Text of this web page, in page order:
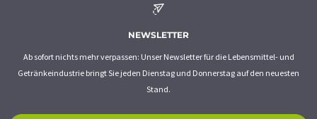
NEWSLETTER
Ab sofort nichts mehr verpassen: Unser Newsletter für die Lebensmittel- und
Getränkeindustrie bringt Sie jeden Dienstag und Donnerstag auf den neuesten
Stand.